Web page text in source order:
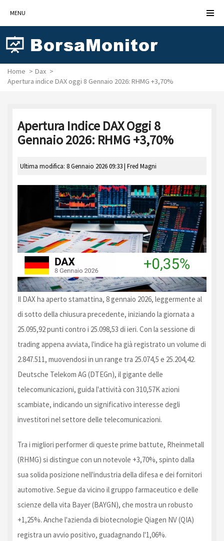
MENU
Home
Dax
Apertura indice DAX oggi 8 Gennaio 2026: RHMG +3,70%
Apertura Indice DAX Oggi 8
Gennaio 2026: RHMG +3,70%
Ultima modifica: 8 Gennaio 2026 09:33 | Fred Magni
Il DAX ha aperto stamattina, 8 gennaio 2026, leggermente al
di sotto della chiusura precedente, iniziando la giornata a
25.095,92 punti contro i 25.098,53 di ieri. Con la sessione di
trading appena avviata, l'indice ha già registrato un volume di
2.847.511, muovendosi in un range tra 25.074,5 e 25.204,42.
Deutsche Telekom AG (DTEGn), il gigante delle
telecomunicazioni, guida l'attività con 310,57K azioni
scambiate, indicando un significativo interesse degli
investitori nel settore delle telecomunicazioni.
Tra i migliori performer di queste prime battute, Rheinmetall
(RHMG) si distingue con un notevole +3,70%, spinto dalla
sua solida posizione nell'industria della difesa e dei fornitori
automotive. Segue da vicino il gruppo farmaceutico e delle
scienze della vita Bayer (BAYGN), che mostra un robusto
+1,25%. Anche l'azienda di biotecnologie Qiagen NV (QIA)
registra un avvio positivo, guadagnando l'1,06%.